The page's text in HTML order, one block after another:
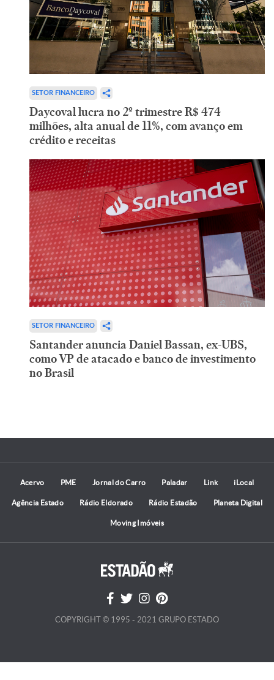
SETOR FINANCEIRO
Daycoval lucra no 2º trimestre R$ 474
milhões, alta anual de 11%, com avanço em
crédito e receitas
SETOR FINANCEIRO
Santander anuncia Daniel Bassan, ex-UBS,
como VP de atacado e banco de investimento
no Brasil
Acervo PME Jornal do Carro Paladar Link iLocal
Agência Estado Rádio Eldorado Rádio Estadão Planeta Digital
Moving Imóveis
COPYRIGHT © 1995 - 2021 GRUPO ESTADO